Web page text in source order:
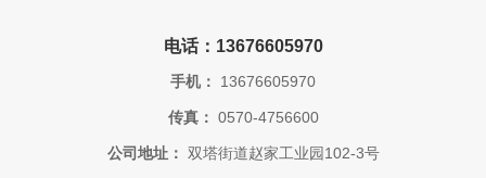
电话：13676605970
手机： 13676605970
传真： 0570-4756600
公司地址： 双塔街道赵家工业园102-3号